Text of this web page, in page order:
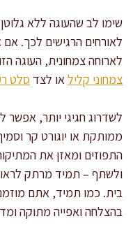
שימו לב שהעוגה ללא
לאורחים הרגישים לכך.
לארוחה צמחונית, העוגה
צמחוני קלילאו לצד סלט
לשדרוג חגיגי יותר,
ממותקת או יוגורט קר
התפוזים ומאזן את
ולשתף – תמיד מרתק
בית. כמו תמיד, אתם
בהצלחה ואפייה מתוקה